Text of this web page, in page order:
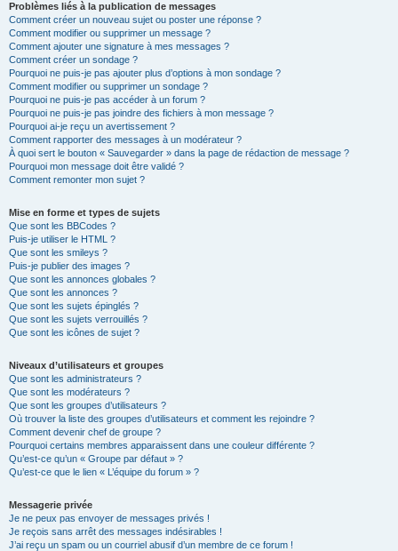
Problèmes liés à la publication de messages
Comment créer un nouveau sujet ou poster une réponse ?
Comment modifier ou supprimer un message ?
Comment ajouter une signature à mes messages ?
Comment créer un sondage ?
Pourquoi ne puis-je pas ajouter plus d’options à mon sondage ?
Comment modifier ou supprimer un sondage ?
Pourquoi ne puis-je pas accéder à un forum ?
Pourquoi ne puis-je pas joindre des fichiers à mon message ?
Pourquoi ai-je reçu un avertissement ?
Comment rapporter des messages à un modérateur ?
À quoi sert le bouton « Sauvegarder » dans la page de rédaction de message ?
Pourquoi mon message doit être validé ?
Comment remonter mon sujet ?
Mise en forme et types de sujets
Que sont les BBCodes ?
Puis-je utiliser le HTML ?
Que sont les smileys ?
Puis-je publier des images ?
Que sont les annonces globales ?
Que sont les annonces ?
Que sont les sujets épinglés ?
Que sont les sujets verrouillés ?
Que sont les icônes de sujet ?
Niveaux d’utilisateurs et groupes
Que sont les administrateurs ?
Que sont les modérateurs ?
Que sont les groupes d’utilisateurs ?
Où trouver la liste des groupes d’utilisateurs et comment les rejoindre ?
Comment devenir chef de groupe ?
Pourquoi certains membres apparaissent dans une couleur différente ?
Qu’est-ce qu’un « Groupe par défaut » ?
Qu’est-ce que le lien « L’équipe du forum » ?
Messagerie privée
Je ne peux pas envoyer de messages privés !
Je reçois sans arrêt des messages indésirables !
J’ai reçu un spam ou un courriel abusif d’un membre de ce forum !